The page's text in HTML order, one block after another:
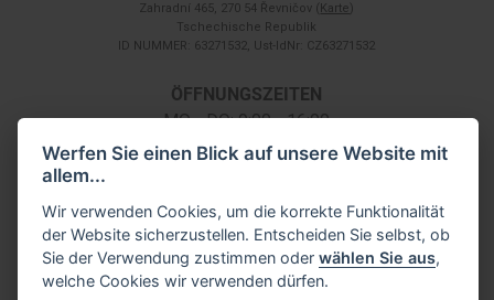
Zahradní 465, 270 54 Řevničov ( Karte )
Tschechische Republik
ID NUMMER: 63271532, Ust-IdNr: CZ63271532
ÖFFNUNGSZEITEN
MO - DO: 9:00 - 16:00
FR: 9:00 - 14:00
Werfen Sie einen Blick auf unsere Website mit
allem...
Wir verwenden Cookies, um die korrekte Funktionalität
der Website sicherzustellen. Entscheiden Sie selbst, ob
Sie der Verwendung zustimmen oderwählen Sie aus,
welche Cookies wir verwenden dürfen.